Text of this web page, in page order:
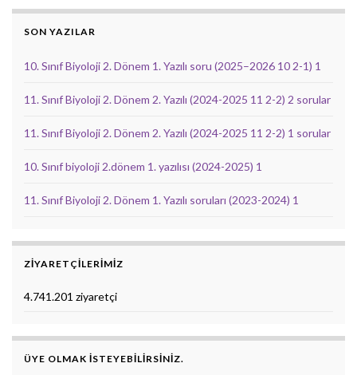
SON YAZILAR
10. Sınıf Biyoloji 2. Dönem 1. Yazılı soru (2025–2026 10 2-1) 1
11. Sınıf Biyoloji 2. Dönem 2. Yazılı (2024-2025 11 2-2) 2 sorular
11. Sınıf Biyoloji 2. Dönem 2. Yazılı (2024-2025 11 2-2) 1 sorular
10. Sınıf biyoloji 2.dönem 1. yazılısı (2024-2025) 1
11. Sınıf Biyoloji 2. Dönem 1. Yazılı soruları (2023-2024) 1
ZIYARETÇILERIMIZ
4.741.201 ziyaretçi
ÜYE OLMAK ISTEYEBILIRSINIZ.